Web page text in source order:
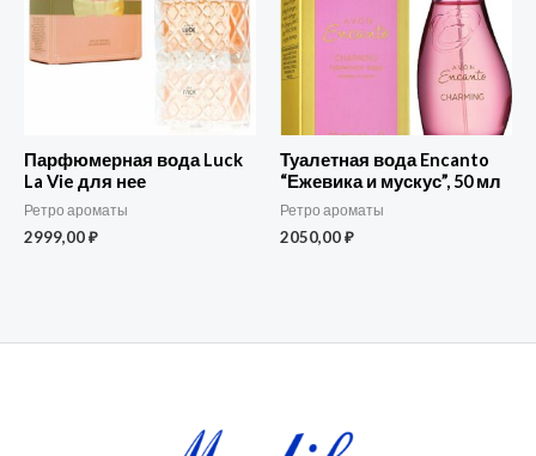
Парфюмерная вода Luck
La Vie для нее
Ретро ароматы
2999,00₽
Туалетная вода Encanto
“Ежевика и мускус”, 50 мл
Ретро ароматы
2050,00₽